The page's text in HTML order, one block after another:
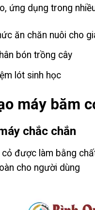
ứng dụng trong
ăn chăn nuôi cho
bón trồng cây
lót sinh học
máy băm
chắc chắn
cỏ được làm bằng
cho người dùng